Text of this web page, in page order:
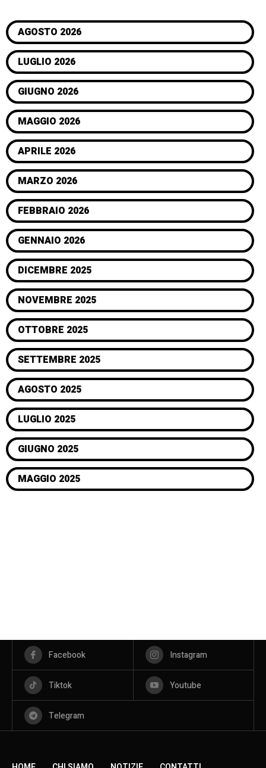
AGOSTO 2026
LUGLIO 2026
GIUGNO 2026
MAGGIO 2026
APRILE 2026
MARZO 2026
FEBBRAIO 2026
GENNAIO 2026
DICEMBRE 2025
NOVEMBRE 2025
OTTOBRE 2025
SETTEMBRE 2025
AGOSTO 2025
LUGLIO 2025
GIUGNO 2025
MAGGIO 2025
Facebook Instagram
Tiktok Youtube
Telegram